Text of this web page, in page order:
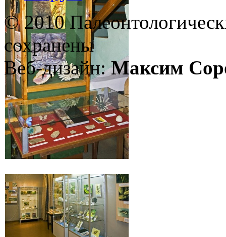
© 2010
сохранены
Веб-дизайн:Максим